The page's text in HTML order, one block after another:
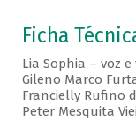
Ficha
Lia Sophia – voz
Gileno Marco
Francielly Rufino
Peter Mesquita